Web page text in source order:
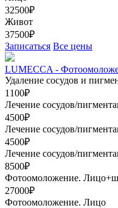
32500₽
Живот
37500₽
Записаться Все цены
LUMECCA -
Удаление сосудов и
1100₽
Лечение сосудов/
4500₽
Лечение сосудов/
4500₽
Лечение сосудов/
8500₽
Фотоомоложение.
27000₽
Фотоомоложение. Лицо